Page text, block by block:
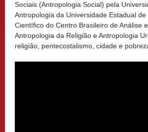
Sociais (Antropologia Social) pela
Antropologia da Universidade Estadual
Científico do Centro Brasileiro de Análise
Antropologia da Religião e Antropologia
religião, pentecostalismo, cidade e